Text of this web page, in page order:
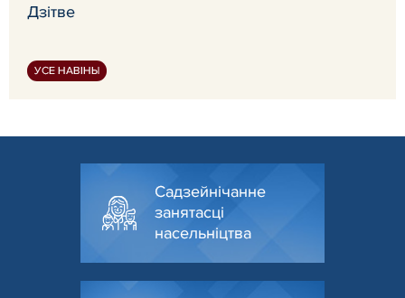
Дзітве
УСЕ НАВІНЫ
Садзейнічанне
занятасці
насельніцтва